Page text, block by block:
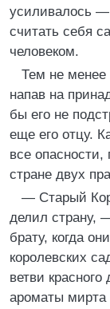
усиливалось —
считать себя
человеком.
Тем не менее
напав на
бы его не
еще его отцу.
все
стране двух
— Старый
делил страну,
брату, когда
королевских
ветви
ароматы